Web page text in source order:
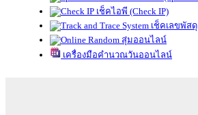
เช็คไอพี (Check IP)
เช็คเลขพัสดุ
สุ่มออนไลน์
เครื่องมือคำนวณวันออนไลน์